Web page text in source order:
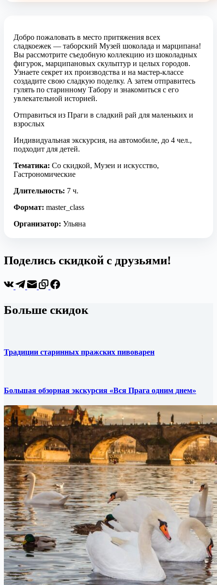
Добро пожаловать в место притяжения всех
сладкоежек — таборский Музей шоколада и марципана!
Вы рассмотрите съедобную коллекцию из шоколадных
фигурок, марципановых скульптур и целых городов.
Узнаете секрет их производства и на мастер-классе
создадите свою сладкую поделку. А затем отправитесь
гулять по старинному Табору и знакомиться с его
увлекательной историей.
Отправиться из Праги в сладкий рай для маленьких и
взрослых
Индивидуальная экскурсия, на автомобиле, до 4 чел.,
подходит для детей.
Тематика: Со скидкой, Музеи и искусство,
Гастрономические
Длительность: 7 ч.
Формат: master_class
Организатор: Ульяна
Поделись скидкой с друзьями!
Больше скидок
Традиции старинных пражских пивоварен
Большая обзорная экскурсия «Вся Прага одним днем»